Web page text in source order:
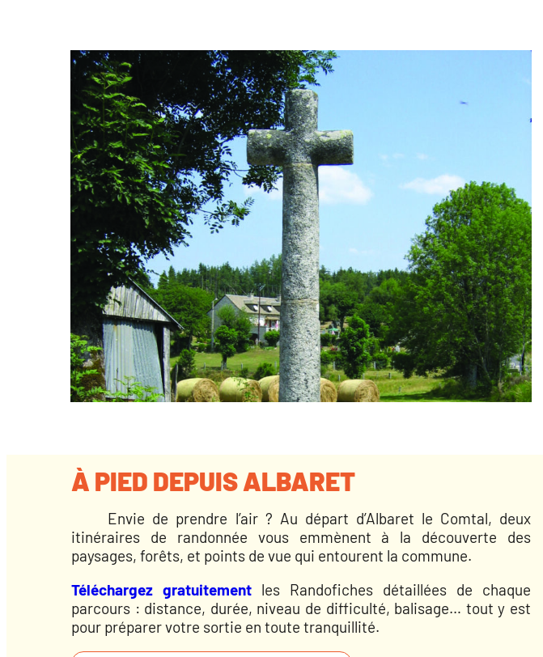
À PIED DEPUIS ALBARET
Envie de prendre l’air ? Au départ d’Albaret le Comtal, deux
itinéraires de randonnée vous emmènent à la découverte des
paysages, forêts, et points de vue qui entourent la commune.
Téléchargez gratuitement les Randofiches détaillées de chaque
parcours : distance, durée, niveau de difficulté, balisage… tout y est
pour préparer votre sortie en toute tranquillité.